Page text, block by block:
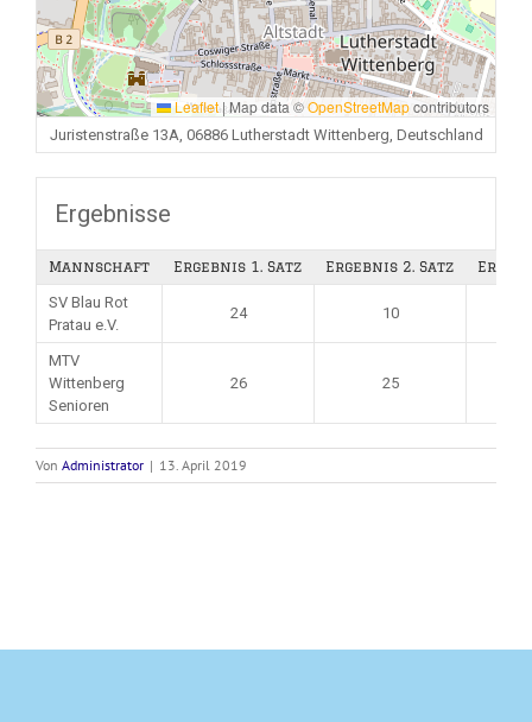
Leaflet |Map data ©OpenStreetMapcontributors
Juristenstraße 13A, 06886 Lutherstadt Wittenberg, Deutschland
Ergebnisse
Mannschaft Ergebnis 1. Satz Ergebnis 2. Satz
SV Blau Rot
Pratau e.V.
24 10
MTV
Wittenberg
Senioren
26 25
Von Administrator | 13. April 2019